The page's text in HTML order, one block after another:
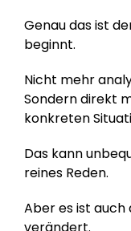
Genau das ist
beginnt.
Nicht mehr
Sondern direkt
konkreten
Das kann
reines Reden.
Aber es ist auch